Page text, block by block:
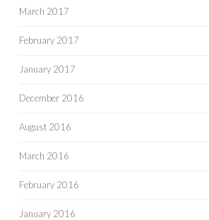
March 2017
February 2017
January 2017
December 2016
August 2016
March 2016
February 2016
January 2016